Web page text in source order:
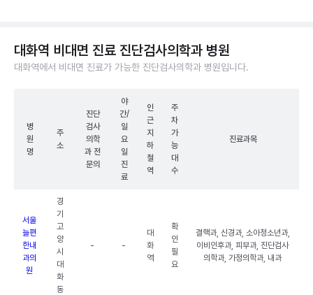
대화역 비대면 진료 진단검사의학과 병원
대화역에서 비대면 진료가 가능한 진단검사의학과 병원입니다.
병
원
명
주
소
진단
검사
의학
과 전
문의
야
간/
일
요
일
진
료
인
근
지
하
철
역
주
차
가
능
대
수
진료과목
서울
늘편
한내
과의
원
경
기
고
양
시
대
화
동
- -
대
화
역
확
인
필
요
결핵과, 신경과, 소아청소년과,
이비인후과, 피부과, 진단검사
의학과, 가정의학과, 내과